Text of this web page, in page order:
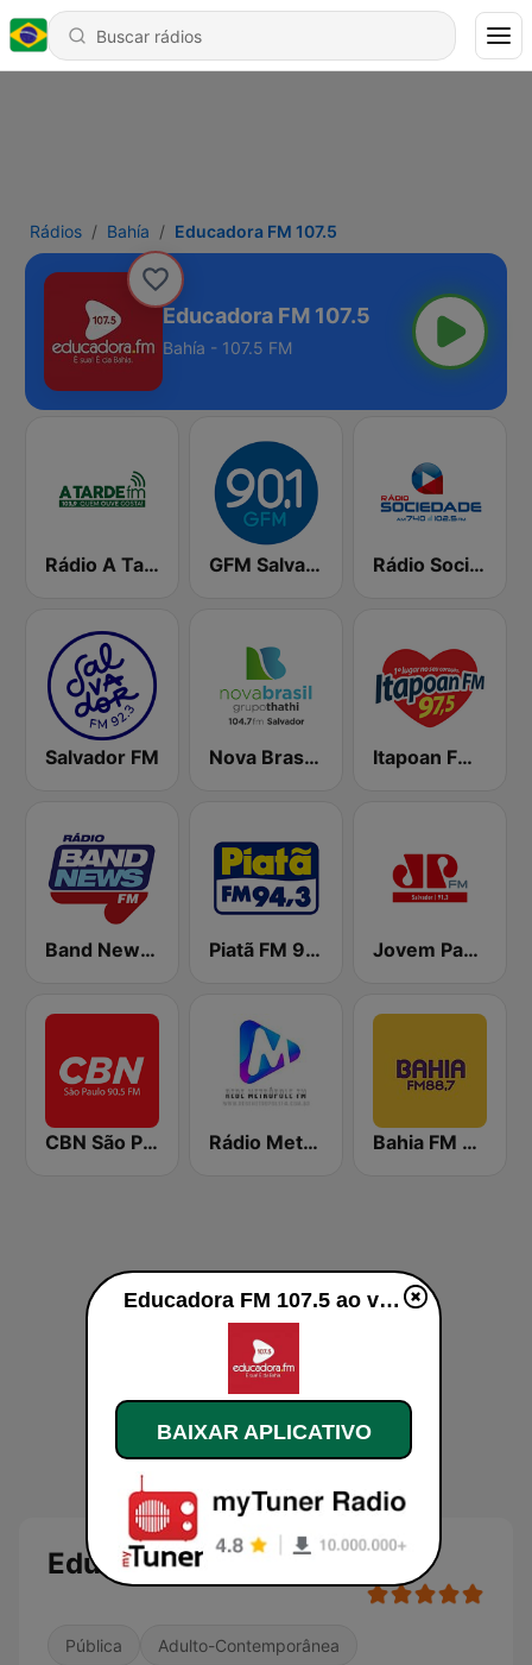
Rádios Bahía Educadora FM 107.5
Educadora FM 107.5
Bahía - 107.5 FM
Rádio A Tarde FM GFM Salvador Rádio Sociedade
Salvador FM Nova Brasil 104.7 Salvador Itapoan FM 97.5
Band News FM - 99.1 Salvador Piatã FM 94.3 Jovem Pan FM Salvador
CBN São Paulo Rádio Metrópole 101.3 FM Bahia FM 88.7
Educadora FM 107.5
Pública Adulto-Contemporânea
Educadora FM 107.5 ao vivo
BAIXAR APLICATIVO